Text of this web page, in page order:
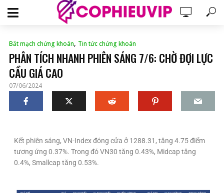
Bắt mạch chứng khoán, Tin tức chứng khoán
PHÂN TÍCH NHANH PHIÊN SÁNG 7/6: CHỜ ĐỢI LỰC
CẦU GIÁ CAO
07/06/2024
Kết phiên sáng, VN-Index đóng cửa ở 1288.31, tăng 4.75 điểm
tương ứng 0.37%. Trong đó VN30 tăng 0.43%, Midcap tăng
0.4%, Smallcap tăng 0.53%.